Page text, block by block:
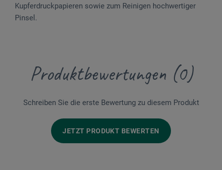
Kupferdruckpapieren sowie zum Reinigen hochwertiger
Pinsel.
Produktbewertungen (0)
Schreiben Sie die erste Bewertung zu diesem Produkt
JETZT PRODUKT BEWERTEN